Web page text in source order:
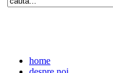
home